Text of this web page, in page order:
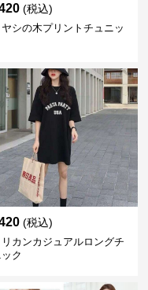
(税込)
シの木プリントチュニッ
(税込)
リカンカジュアルロングチ
ク